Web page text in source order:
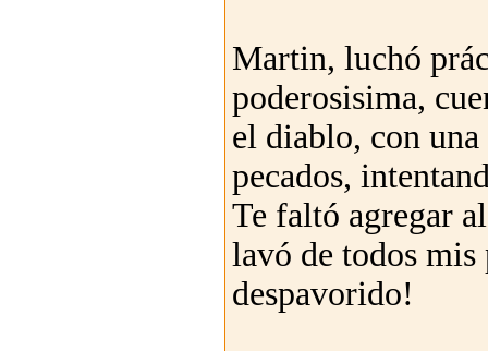
Martin, luchó
poderosisima,
el diablo, con
pecados,
Te faltó agregar
lavó de todos
despavorido!